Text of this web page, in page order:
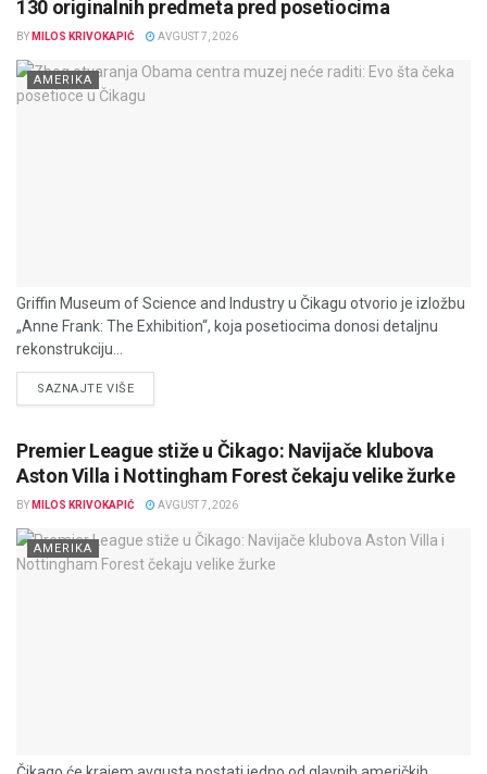
130 originalnih predmeta pred posetiocima
BY MILOS KRIVOKAPIĆ AVGUST 7, 2026
AMERIKA
Griffin Museum of Science and Industry u Čikagu otvorio je izložbu
„Anne Frank: The Exhibition“, koja posetiocima donosi detaljnu
rekonstrukciju...
SAZNAJTE VIŠEDETAILS
Premier League stiže u Čikago: Navijače klubova
Aston Villa i Nottingham Forest čekaju velike žurke
BY MILOS KRIVOKAPIĆ AVGUST 7, 2026
AMERIKA